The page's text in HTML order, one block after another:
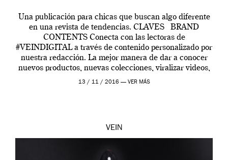
Una publicación para chicas que buscan algo diferente
en una revista de tendencias. CLAVES BRAND
CONTENTS Conecta con las lectoras de
#VEINDIGITAL a través de contenido personalizado por
nuestra redacción. La mejor manera de dar a conocer
nuevos productos, nuevas colecciones, viralizar videos,
eventos, concursos, etc. Prolonga tu visibilidad a través
13 / 11 / 2016 — VER MÁS
VEIN